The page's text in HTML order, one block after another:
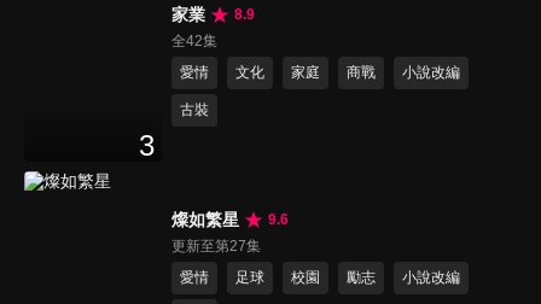
3
家業
8.9
全42集
愛情
文化 家庭 商戰 小說改編
古裝
燦如繁星
9.6
更新至第27集
愛情
足球 校園 勵志 小說改編